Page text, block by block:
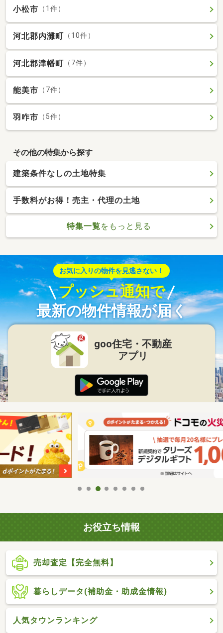
小松市 （1件）
河北郡内灘町 （10件）
河北郡津幡町 （7件）
能美市 （7件）
羽咋市 （5件）
その他の特集から探す
建築条件なしの土地特集
手数料がお得！売主・代理の土地
特集一覧をもっと見る
お気に入りの物件を見逃さない！
プッシュ通知で
最新の物件情報が届く
goo住宅・不動産
アプリ
お役立ち情報
売却査定【完全無料】
暮らしデータ(補助金・助成金情報)
人気タウンランキング